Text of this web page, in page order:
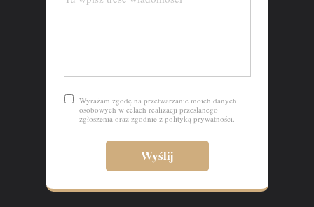
Wyrażam zgodę na przetwarzanie moich danych
osobowych w celach realizacji przesłanego
zgłoszenia oraz zgodnie z polityką prywatności.
Wyślij